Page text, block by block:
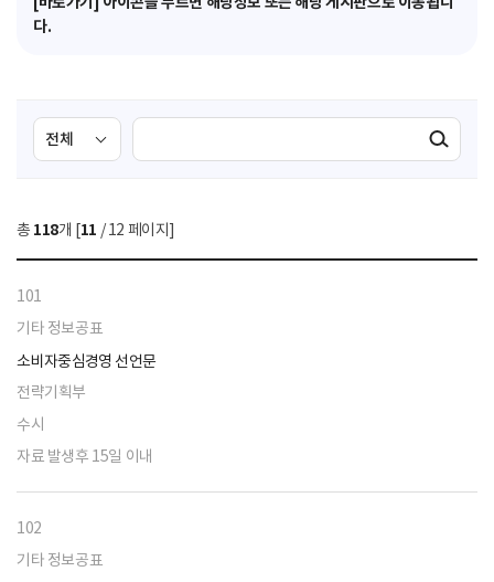
다.
검
색
선
택
색
검색실행
총 118개 [11 / 12 페이지]
101
기타 정보공표
소비자중심경영 선언문
전략기획부
수시
자료 발생후 15일 이내
102
기타 정보공표